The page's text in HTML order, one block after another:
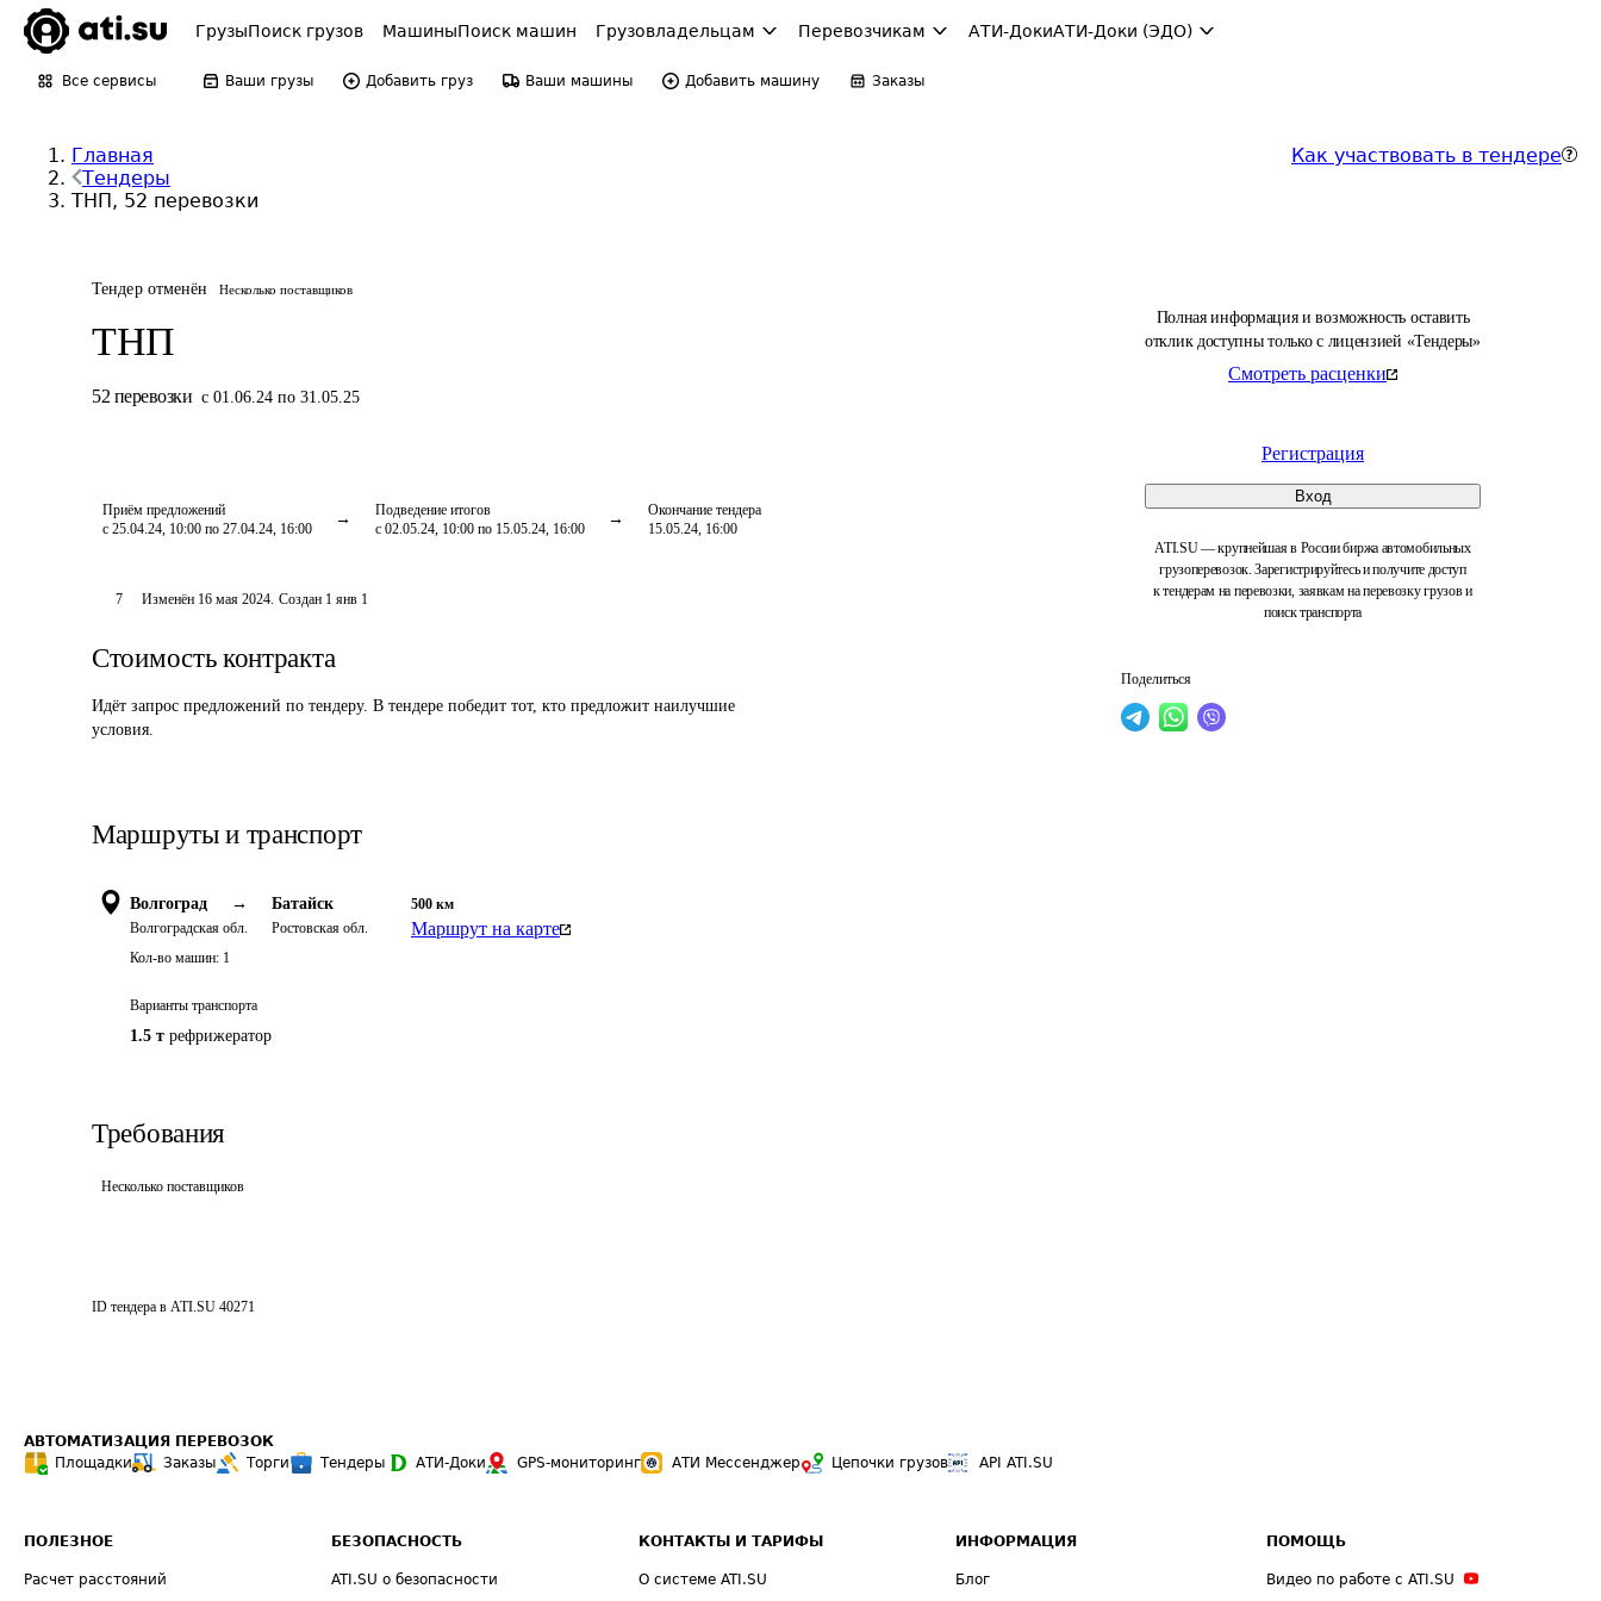
ГрузыПоиск грузов МашиныПоиск машин Грузовладельцам Перевозчикам АТИ-ДокиАТИ-Доки (ЭДО)
Все сервисы Ваши грузы Добавить груз Ваши машины Добавить машину Заказы
Главная
Тендеры
ТНП, 52 перевозки
Как участвовать в тендере
Тендер отменён Несколько поставщиков
ТНП
52 перевозки с 01.06.24 по 31.05.25
Приём предложений
с 25.04.24, 10:00 по 27.04.24, 16:00
Подведение итогов
с 02.05.24, 10:00 по 15.05.24, 16:00
Окончание тендера
15.05.24, 16:00
Полная информация и возможность оставить
отклик доступны только с лицензией «Тендеры»
Смотреть расценки
Регистрация
Вход
ATI.SU — крупнейшая в России биржа автомобильных
грузоперевозок. Зарегистрируйтесь и получите доступ
к тендерам на перевозки, заявкам на перевозку грузов и
поиск транспорта
Поделиться
7 Изменён 16 мая 2024. Создан 1 янв 1
Стоимость контракта
Идёт запрос предложений по тендеру. В тендере победит тот, кто предложит наилучшие
условия.
Маршруты и транспорт
Волгоград →
Волгоградская обл.
Батайск
Ростовская обл.
500 км
Маршрут на карте
Кол-во машин: 1
Варианты транспорта
1.5 т рефрижератор
Требования
Несколько поставщиков
ID тендера в ATI.SU 40271
АВТОМАТИЗАЦИЯ ПЕРЕВОЗОК
Площадки
Заказы Торги Тендеры АТИ-Доки GPS-мониторинг АТИ Мессенджер Цепочки грузов API ATI.SU
ПОЛЕЗНОЕ
Расчет расстояний
БЕЗОПАСНОСТЬ
ATI.SU о безопасности
КОНТАКТЫ И ТАРИФЫ
О системе ATI.SU
ИНФОРМАЦИЯ
Блог
ПОМОЩЬ
Видео по работе с ATI.SU